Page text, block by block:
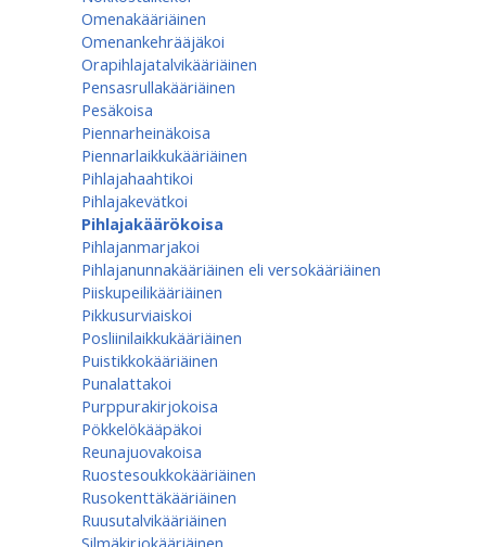
Omenakääriäinen
Omenan­kehrääjä­koi
Orapihlajatalvikääriäinen
Pensasrullakääriäinen
Pesäkoisa
Piennarheinäkoisa
Piennarlaikkukääriäinen
Pihlajahaahtikoi
Pihlajakevätkoi
Pihlajakäärökoisa
Pihlajanmarjakoi
Pihlajanunnakääriäinen eli versokääriäinen
Piiskupeilikääriäinen
Pikkusurviaiskoi
Posliinilaikkukääriäinen
Puistikkokääriäinen
Punalattakoi
Purppurakirjokoisa
Pökkelökääpäkoi
Reunajuovakoisa
Ruostesoukkokääriäinen
Rusokenttäkääriäinen
Ruusutalvikääriäinen
Silmäkirjokääriäinen